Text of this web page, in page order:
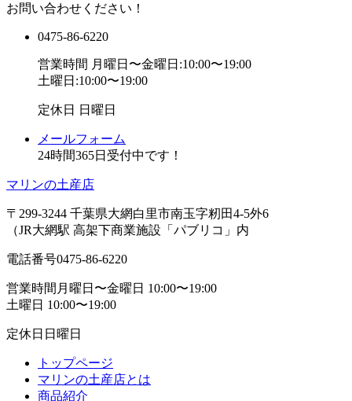
お問い合わせください！
0475-86-6220
営業時間 月曜日〜金曜日:10:00〜19:00
土曜日:10:00〜19:00
定休日 日曜日
メールフォーム
24時間365日受付中です！
マリンの土産店
〒299-3244 千葉県大網白里市南玉字籾田4-5外6
（JR大網駅 高架下商業施設「パブリコ」内
電話番号0475-86-6220
営業時間 月曜日〜金曜日 10:00〜19:00
土曜日 10:00〜19:00
定休日 日曜日
トップページ
マリンの土産店とは
商品紹介